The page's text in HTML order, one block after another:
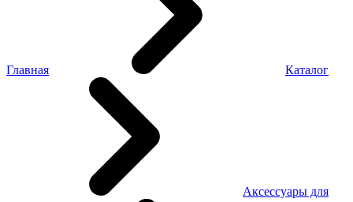
Главная Каталог
Аксессуары для